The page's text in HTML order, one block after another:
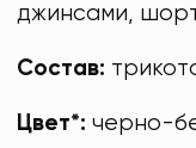
джинсами,
Состав:
Цвет*: черно-